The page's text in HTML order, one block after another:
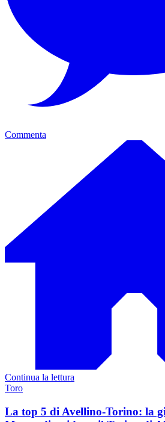
Commenta
Continua la lettura
Toro
La top 5 di Avellino-Torino: la